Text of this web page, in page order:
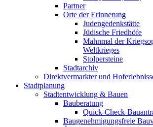
Partner
Orte der Erinnerung
Judengedenkstätte
Jüdische Friedhöfe
Mahnmal der
Weltkrieges
Stolpersteine
Stadtarchiv
Direktvermarkter und
Stadtplanung
Stadtentwicklung & Bauen
Bauberatung
Quick-Check-
Baugenehmigungsfreie